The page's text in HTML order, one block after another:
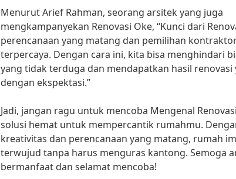
Menurut Arief Rahman, seorang arsitek yang juga
mengkampanyekan Renovasi Oke, “Kunci dari
perencanaan yang matang dan pemilihan
terpercaya. Dengan cara ini, kita bisa menghindari
yang tidak terduga dan mendapatkan hasil renovasi
dengan ekspektasi.”
Jadi, jangan ragu untuk mencoba Mengenal
solusi hemat untuk mempercantik rumahmu.
kreativitas dan perencanaan yang matang, rumah
terwujud tanpa harus menguras kantong. Semoga
bermanfaat dan selamat mencoba!